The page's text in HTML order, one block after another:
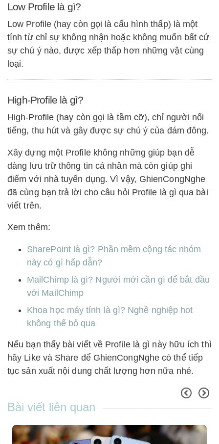
Low Profile là gì?
Low Profile (hay còn gọi là cấu hình thấp) là một
tính từ chỉ sự không nhận hoặc không muốn bất cứ
sự chú ý nào, được xếp thấp hơn những vật cùng
loại.
High-Profile là gì?
High-Profile (hay còn gọi là tầm cỡ), chỉ người nổi
tiếng, thu hút và gây được sự chú ý của đám đông.
Xây dựng một Profile không những giúp bạn dễ
dàng lưu trữ thông tin cá nhân mà còn giúp ghi
điểm với nhà tuyển dụng. Vì vậy, GhienCongNghe
đã cùng bạn trả lời cho câu hỏi Profile là gì qua bài
viết trên.
Xem thêm:
SharePoint là gì? Phần mềm cộng tác nhóm
này có gì hấp dẫn?
MailChimp là gì? Người mới cần gì để bắt đầu
với MailChimp
Khoa học máy tính là gì? Nghề nghiệp hot
không thể bỏ qua
Nếu bạn thấy bài viết về Profile là gì này hữu ích thì
hãy Like và Share để GhienCongNghe có thể tiếp
tục sản xuất nội dung chất lượng hơn nữa nhé.
Bài viết liên quan